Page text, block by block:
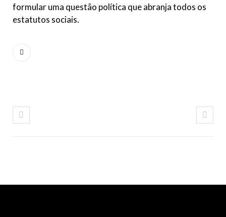
formular uma questão política que abranja todos os
estatutos sociais.